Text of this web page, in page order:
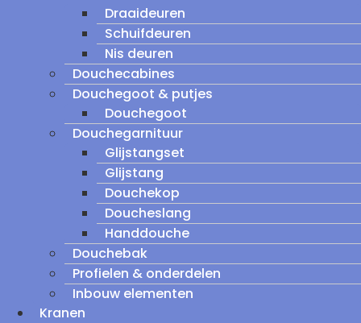
Draaideuren
Schuifdeuren
Nis deuren
Douchecabines
Douchegoot & putjes
Douchegoot
Douchegarnituur
Glijstangset
Glijstang
Douchekop
Doucheslang
Handdouche
Douchebak
Profielen & onderdelen
Inbouw elementen
Kranen